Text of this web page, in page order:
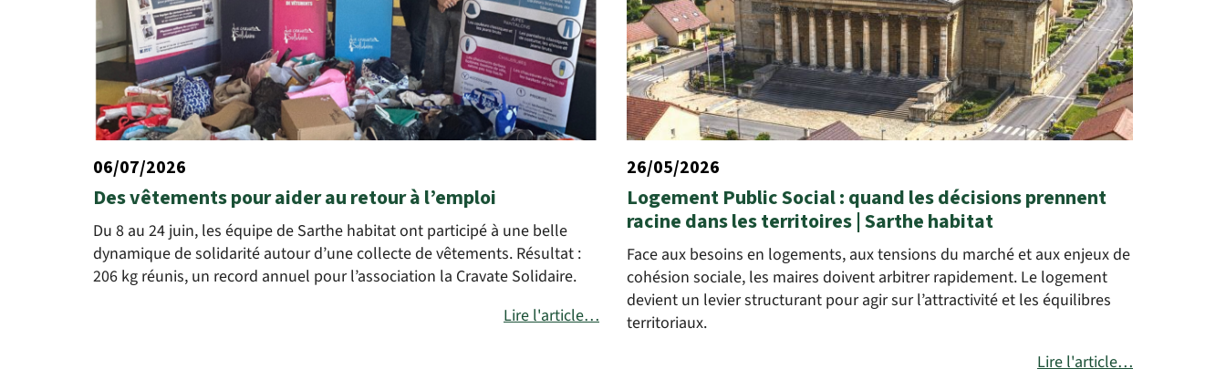
06/07/2026
Des vêtements pour aider au retour à l’emploi
Du 8 au 24 juin, les équipe de Sarthe habitat ont participé à une belle
dynamique de solidarité autour d’une collecte de vêtements. Résultat :
206 kg réunis, un record annuel pour l’association la Cravate Solidaire.
Lire l'article…
26/05/2026
Logement Public Social : quand les décisions prennent
racine dans les territoires | Sarthe habitat
Face aux besoins en logements, aux tensions du marché et aux enjeux de
cohésion sociale, les maires doivent arbitrer rapidement. Le logement
devient un levier structurant pour agir sur l’attractivité et les équilibres
territoriaux.
Lire l'article…